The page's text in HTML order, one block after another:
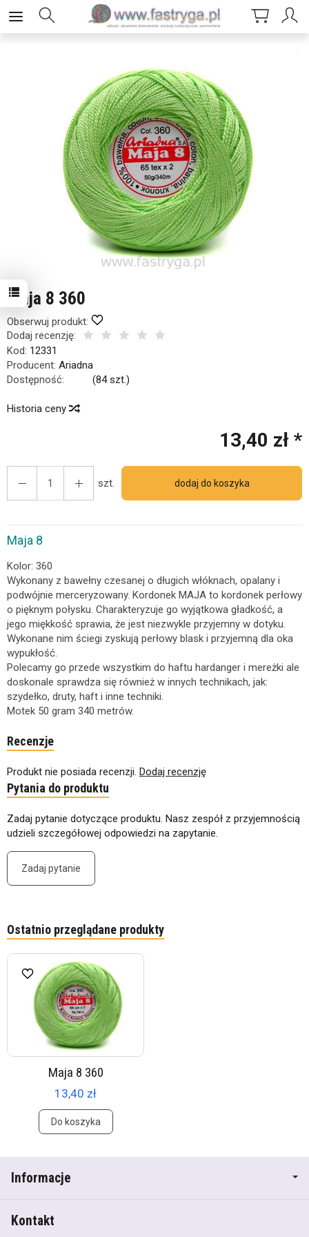
Maja 8 360
Obserwuj produkt:
Dodaj recenzję:
Kod: 12331
Producent: Ariadna
Dostępność:
(84szt.)
Historia ceny
13,40 zł *
szt. dodaj do koszyka
Maja 8
Kolor: 360
Wykonany z bawełny czesanej o długich włóknach, opalany i
podwójnie merceryzowany. Kordonek MAJA to kordonek perłowy
o pięknym połysku. Charakteryzuje go wyjątkowa gładkość, a
jego miękkość sprawia, że jest niezwykle przyjemny w dotyku.
Wykonane nim ściegi zyskują perłowy blask i przyjemną dla oka
wypukłość.
Polecamy go przede wszystkim do haftu hardanger i mereżki ale
doskonale sprawdza się również w innych technikach, jak:
szydełko, druty, haft i inne techniki.
Motek 50 gram 340 metrów.
Recenzje
Produkt nie posiada recenzji. Dodaj recenzję
Pytania do produktu
Zadaj pytanie dotyczące produktu. Nasz zespół z przyjemnością
udzieli szczegółowej odpowiedzi na zapytanie.
Zadaj pytanie
Ostatnio przeglądane produkty
Maja 8 360
13,40 zł
Do koszyka
Informacje
Kontakt